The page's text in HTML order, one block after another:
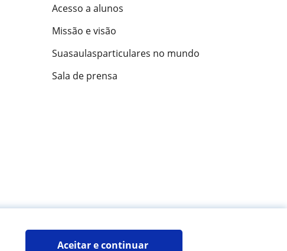
Aceitar e continuar
Acesso a alunos
Missão e visão
Suasaulasparticulares no mundo
Sala de prensa
opiniões de alunos